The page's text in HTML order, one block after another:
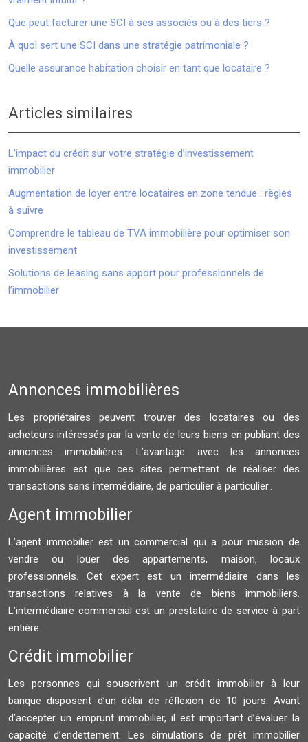
Que peut facturer une SCI à ses associés ou à des tiers ?
À quoi sert une SCI dans une stratégie patrimoniale ?
Quelle assurance habitation choisir en tant que locataire ?
Articles similaires
L’impact du crédit sur votre stratégie d’investissement
immobilier
Augmentation de loyer entre locataires en zone tendue : règles
à suivre
Comprendre le tableau de TVA immobilière pour optimiser son
investissement
Solutions de leasing sans apport pour professionnels de
l’immobilier
Annonces immobilières
Les propriétaires peuvent trouver des locataires ou des
acheteurs intéressés par la vente de leurs biens en publiant des
annonces immobilières. L’avantage avec les annonces
immobilières est que ces sites permettent de réaliser des
transactions sans intermédiaire, de particulier à particulier..
Agent immobilier
L’agent immobilier est un commercial qui a pour mission de
vendre ou louer des appartements, maison, locaux
professionnels. Cet expert est un intermédiaire dans les
transactions relatives à la vente de biens immobiliers.
L’intermédiaire commercial est un prestataire de service à part
entière.
Crédit immobilier
Les personnes qui souscrivent un crédit immobilier à leur
banque disposent d’un délai de réflexion de 10 jours. Avant
d’accepter un emprunt immobilier, il est important d’évaluer la
capacité d’endettement. Les simulations de prêt immobilier